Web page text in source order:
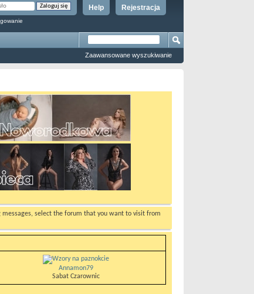
Rejestracja
Help
Zaawansowane wyszukiwanie
select the forum that you want to visit from
Annamon79
Sabat Czarownic